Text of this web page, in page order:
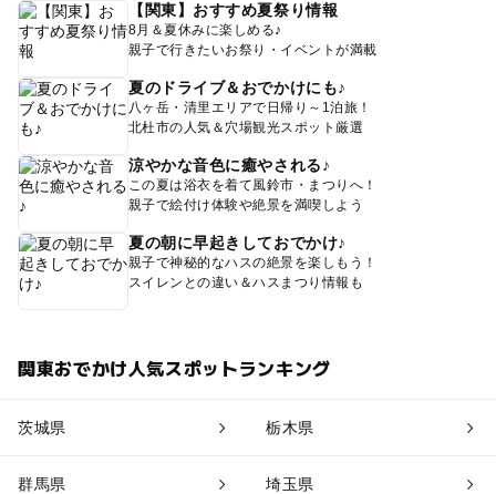
【関東】おすすめ夏祭り情報
8月＆夏休みに楽しめる♪
親子で行きたいお祭り・イベントが満載
夏のドライブ＆おでかけにも♪
八ヶ岳・清里エリアで日帰り～1泊旅！
北杜市の人気＆穴場観光スポット厳選
涼やかな音色に癒やされる♪
この夏は浴衣を着て風鈴市・まつりへ！
親子で絵付け体験や絶景を満喫しよう
夏の朝に早起きしておでかけ♪
親子で神秘的なハスの絶景を楽しもう！
スイレンとの違い＆ハスまつり情報も
関東おでかけ人気スポットランキング
茨城県 栃木県
群馬県 埼玉県